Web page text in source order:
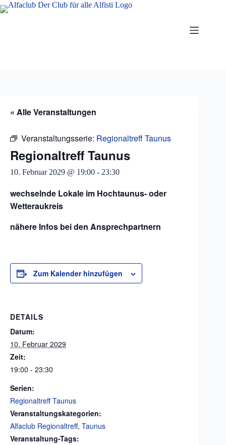
Zum
Inhalt
« Alle Veranstaltungen
Veranstaltungsserie: Regionaltreff Taunus
Regionaltreff Taunus
10. Februar 2029 @ 19:00 - 23:30
wechselnde Lokale im Hochtaunus- oder
Wetteraukreis
nähere Infos bei den Ansprechpartnern
Zum Kalender hinzufügen
DETAILS
Datum:
10. Februar 2029
Zeit:
19:00 - 23:30
Serien:
Regionaltreff Taunus
Veranstaltungskategorien:
Alfaclub Regionaltreff, Taunus
Veranstaltung-Tags: